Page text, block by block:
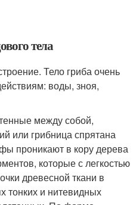
тела
Тело гриба очень
воды, зноя,
между собой,
или грибница спрятана
проникают в кору дерева
которые с легкостью
древесной ткани в
и нитевидных